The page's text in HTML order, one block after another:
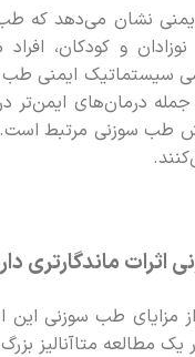
نشان می‌دهد که
نوزادان و کودکان،
جمله درمان‌های ایمن‌تر
طب سوزنی مرتبط
ماندگارتری
مزایای طب سوزنی